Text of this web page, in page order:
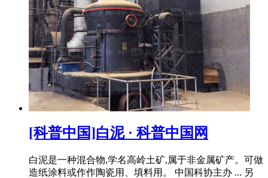
[科普中国]白泥 · 科普中国网
白泥是一种混合物,学名高岭土矿,属于非金属矿产。可做
造纸涂料或作作陶瓷用、填料用。 中国科协主办 ... 另